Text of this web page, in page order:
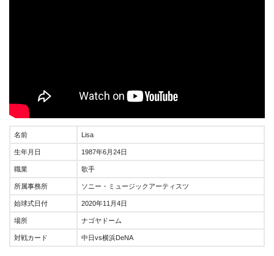
名前 Lisa
生年月日 1987年6月24日
職業 歌手
所属事務所 ソニー・ミュージックアーティスツ
始球式日付 2020年11月4日
場所 ナゴヤドーム
対戦カード 中日vs横浜DeNA